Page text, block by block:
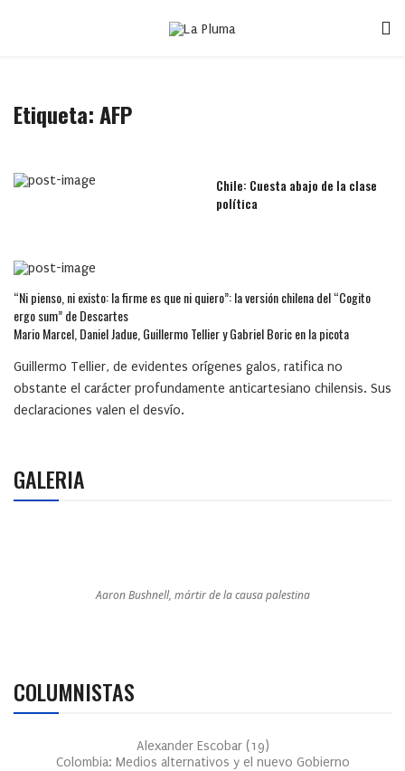
Etiqueta:AFP
Chile: Cuesta abajo de la clase
política
“Ni pienso, ni existo: la firme es que ni quiero”: la versión chilena del “Cogito
ergo sum” de Descartes
Mario Marcel, Daniel Jadue, Guillermo Tellier y Gabriel Boric en la picota
Guillermo Tellier, de evidentes orígenes galos, ratifica no
obstante el carácter profundamente anticartesiano chilensis. Sus
declaraciones valen el desvío.
GALERIA
Aaron Bushnell, mártir de la causa palestina
COLUMNISTAS
Alexander Escobar (19)
Colombia: Medios alternativos y el nuevo Gobierno